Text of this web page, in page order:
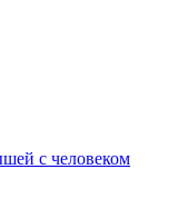
с человеком